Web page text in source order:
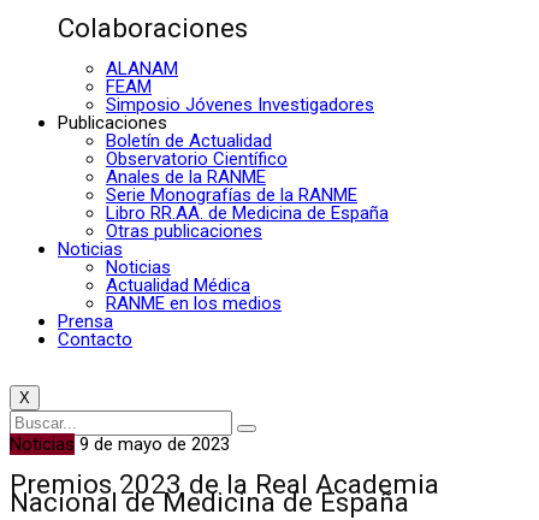
Colaboraciones
ALANAM
FEAM
Simposio Jóvenes Investigadores
Publicaciones
Boletín de Actualidad
Observatorio Científico
Anales de la RANME
Serie Monografías de la RANME
Libro RR.AA. de Medicina de España
Otras publicaciones
Noticias
Noticias
Actualidad Médica
RANME en los medios
Prensa
Contacto
X
Noticias 9 de mayo de 2023
Premios 2023 de la Real Academia
Nacional de Medicina de España